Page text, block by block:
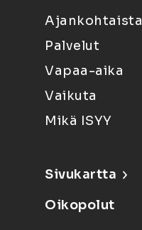
Ajankohtaista
Palvelut
Vapaa-aika
Vaikuta
Mikä ISYY
Sivukartta
Oikopolut